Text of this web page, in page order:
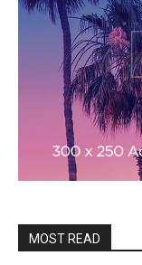
MOST READ